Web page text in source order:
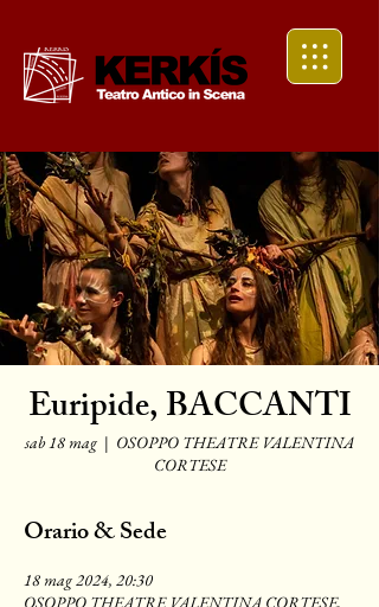
Euripide, BACCANTI
sab 18 mag
  |
OSOPPO THEATRE VALENTINA
CORTESE
Orario & Sede
18 mag 2024, 20:30
OSOPPO THEATRE VALENTINA CORTESE,